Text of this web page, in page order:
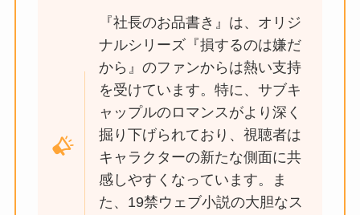
『社長のお品書き』は、オリジ
ナルシリーズ『損するのは嫌だ
から』のファンからは熱い支持
を受けています。特に、サブキ
ャップルのロマンスがより深く
掘り下げられており、視聴者は
キャラクターの新たな側面に共
感しやすくなっています。ま
た、19禁ウェブ小説の大胆なス